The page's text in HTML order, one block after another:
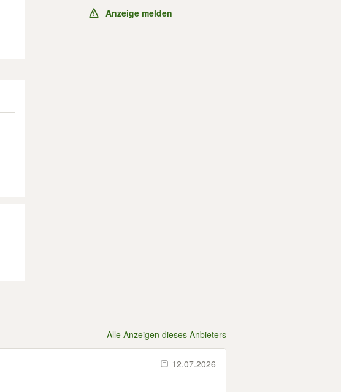
Anzeige melden
Alle Anzeigen dieses Anbieters
12.07.2026